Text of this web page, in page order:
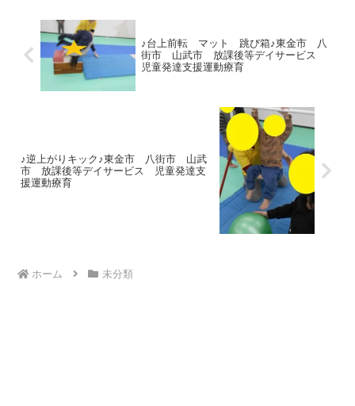
♪台上前転 マット 跳び箱♪東金市 八
街市 山武市 放課後等デイサービス
児童発達支援運動療育
♪逆上がりキック♪東金市 八街市 山武
市 放課後等デイサービス 児童発達支
援運動療育
ホーム 未分類